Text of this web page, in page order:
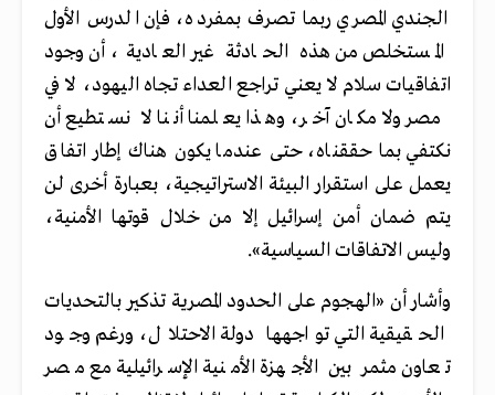
الجندي المصري ربما تصرف بمفرده، فإن الدرس الأول
المستخلص من هذه الحادثة غير العادية، أن وجود
اتفاقيات سلام لا يعني تراجع العداء تجاه اليهود، لا في
مصر ولا مكان آخر، وهذا يعلمنا أننا لا نستطيع أن
نكتفي بما حققناه، حتى عندما يكون هناك إطار اتفاق
يعمل على استقرار البيئة الاستراتيجية، بعبارة أخرى لن
يتم ضمان أمن إسرائيل إلا من خلال قوتها الأمنية،
وليس الاتفاقات السياسية».
وأشار أن «الهجوم على الحدود المصرية تذكير بالتحديات
الحقيقية التي تواجهها دولة الاحتلال، ورغم وجود
تعاون مثمر بين الأجهزة الأمنية الإسرائيلية مع مصر